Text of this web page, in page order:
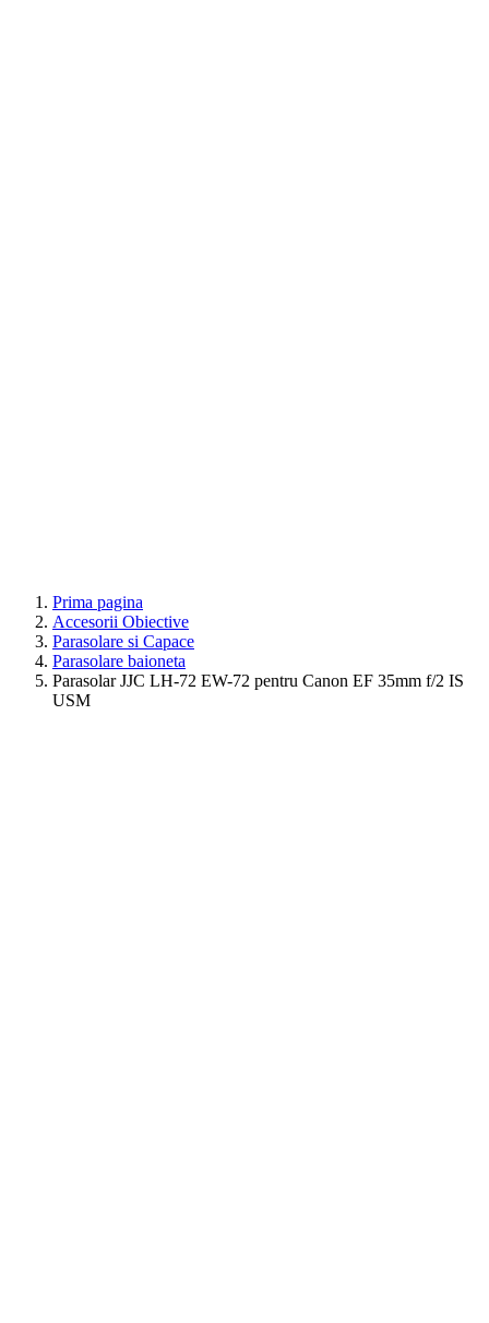
Prima pagina
Accesorii Obiective
Parasolare si Capace
Parasolare baioneta
Parasolar JJC LH-72 EW-72 pentru Canon EF 35mm f/2 IS
USM